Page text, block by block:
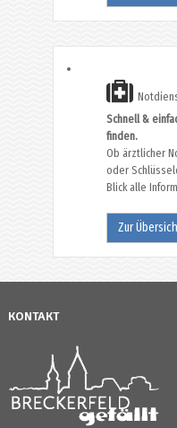
Schnell &
finden.
Ob ärztlicher
oder
Blick alle
Zur
KONTAKT